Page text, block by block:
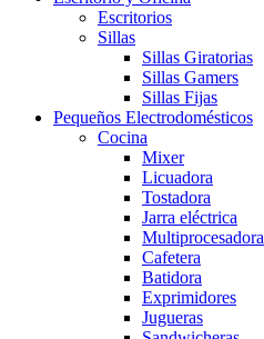
Escritorios
Sillas
Sillas Giratorias
Sillas Gamers
Sillas Fijas
Pequeños Electrodomésticos
Cocina
Mixer
Licuadora
Tostadora
Jarra eléctrica
Multiprocesadora
Cafetera
Batidora
Exprimidores
Jugueras